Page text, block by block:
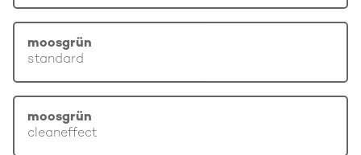
moosgrün
standard
moosgrün
cleaneffect